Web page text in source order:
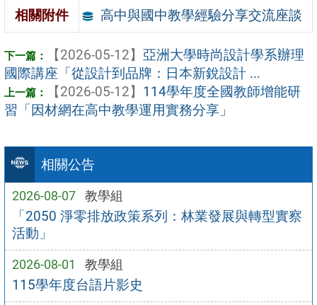
相關公告
2026-08-07 教學組
「2050 淨零排放政策系列：林業發展與轉型實察
活動」
2026-08-01 教學組
115學年度台語片影史
相關附件
高中與國中教學經驗分享交流座談
【2026-05-12】 亞洲大學時尚設計學系辦理
國際講座「從設計到品牌：日本新銳設計 ...
【2026-05-12】 114學年度全國教師增能研
習「因材網在高中教學運用實務分享」